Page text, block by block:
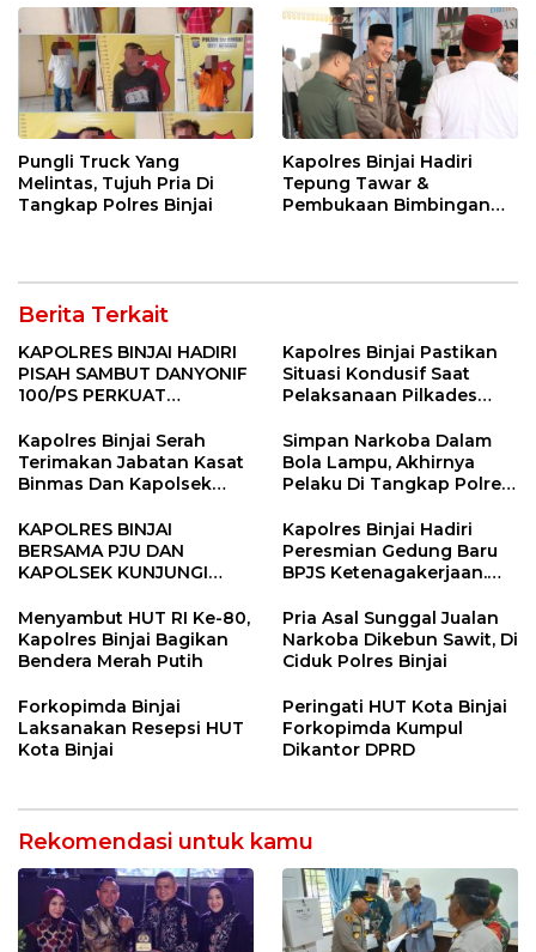
Pungli Truck Yang
Melintas, Tujuh Pria Di
Tangkap Polres Binjai
Kapolres Binjai Hadiri
Tepung Tawar &
Pembukaan Bimbingan
Berita Terkait
KAPOLRES BINJAI HADIRI
PISAH SAMBUT DANYONIF
100/PS PERKUAT
Kapolres Binjai Pastikan
Situasi Kondusif Saat
Pelaksanaan Pilkades
Kapolres Binjai Serah
Terimakan Jabatan Kasat
Binmas Dan Kapolsek
Simpan Narkoba Dalam
Bola Lampu, Akhirnya
Pelaku Di Tangkap Polres
KAPOLRES BINJAI
BERSAMA PJU DAN
KAPOLSEK KUNJUNGI
BINJAI
Kapolres Binjai Hadiri
Peresmian Gedung Baru
BPJS Ketenagakerjaan.
Menyeluruh bagi Pekerja”
Menyambut HUT RI Ke-80,
Kapolres Binjai Bagikan
Bendera Merah Putih
Pria Asal Sunggal Jualan
Narkoba Dikebun Sawit, Di
Ciduk Polres Binjai
Forkopimda Binjai
Laksanakan Resepsi HUT
Kota Binjai
Peringati HUT Kota Binjai
Forkopimda Kumpul
Dikantor DPRD
Rekomendasi untuk kamu